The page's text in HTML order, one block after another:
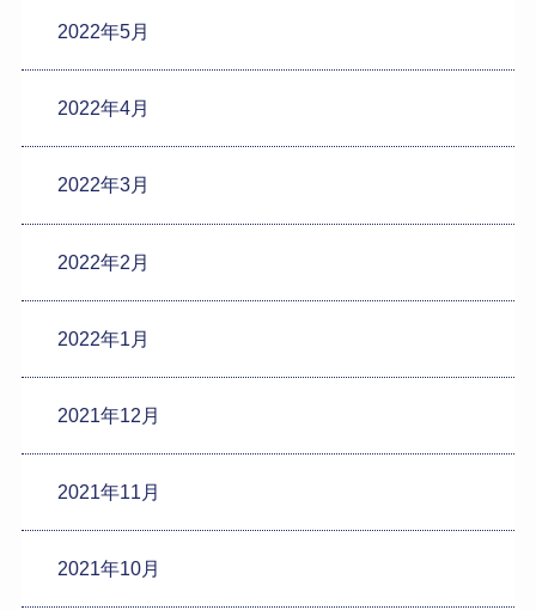
2022年5月
2022年4月
2022年3月
2022年2月
2022年1月
2021年12月
2021年11月
2021年10月